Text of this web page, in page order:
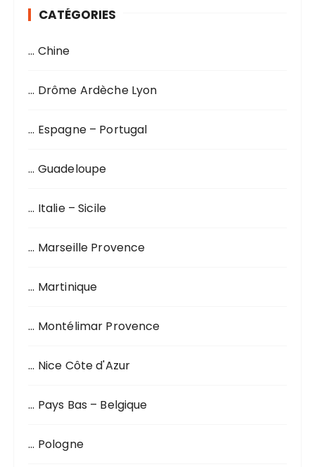
CATÉGORIES
… Chine
… Drôme Ardèche Lyon
… Espagne – Portugal
… Guadeloupe
… Italie – Sicile
… Marseille Provence
… Martinique
… Montélimar Provence
… Nice Côte d'Azur
… Pays Bas – Belgique
… Pologne